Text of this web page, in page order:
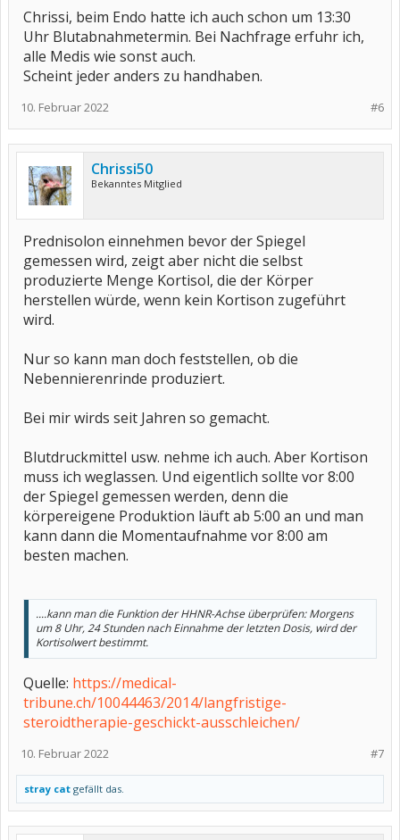
Chrissi, beim Endo hatte ich auch schon um 13:30
Uhr Blutabnahmetermin. Bei Nachfrage erfuhr ich,
alle Medis wie sonst auch.
Scheint jeder anders zu handhaben.
#6
10. Februar 2022
Chrissi50
Bekanntes Mitglied
Prednisolon einnehmen bevor der Spiegel
gemessen wird, zeigt aber nicht die selbst
produzierte Menge Kortisol, die der Körper
herstellen würde, wenn kein Kortison zugeführt
wird.
Nur so kann man doch feststellen, ob die
Nebennierenrinde produziert.
Bei mir wirds seit Jahren so gemacht.
Blutdruckmittel usw. nehme ich auch. Aber Kortison
muss ich weglassen. Und eigentlich sollte vor 8:00
der Spiegel gemessen werden, denn die
körpereigene Produktion läuft ab 5:00 an und man
kann dann die Momentaufnahme vor 8:00 am
besten machen.
....kann man die Funktion der HHNR-Achse überprüfen: Morgens
um 8 Uhr, 24 Stunden nach Einnahme der letzten Dosis, wird der
Kortisolwert bestimmt.
Quelle: https://medical-
tribune.ch/10044463/2014/langfristige-
steroidtherapie-geschickt-ausschleichen/
#7
10. Februar 2022
stray cat gefällt das.